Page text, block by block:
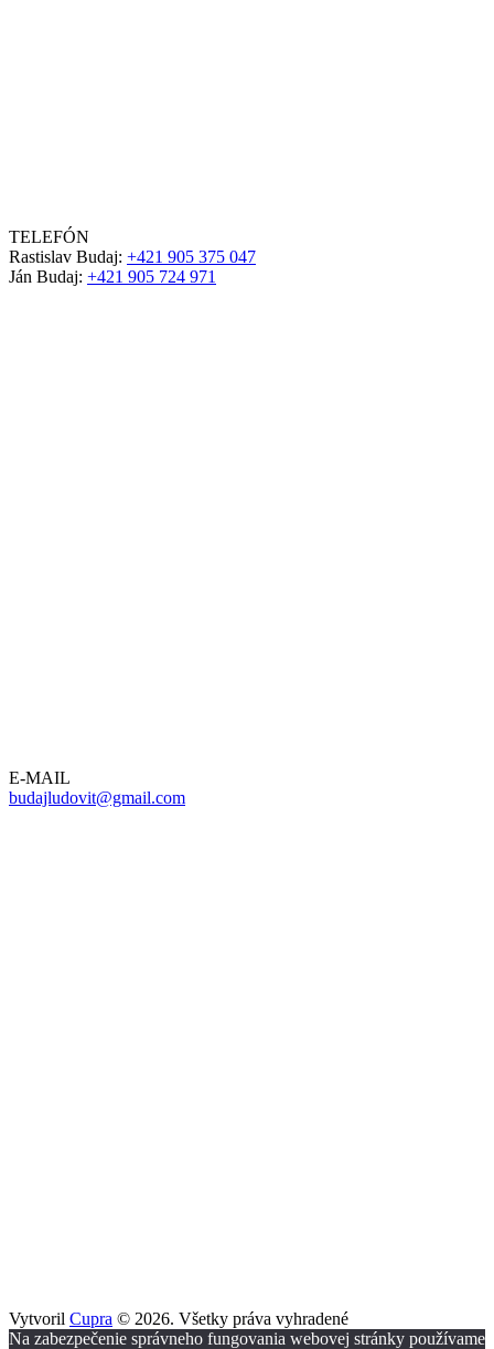
TELEFÓN
Rastislav Budaj: +421 905 375 047
Ján Budaj: +421 905 724 971
E-MAIL
budajludovit@gmail.com
Vytvoril Cupra © 2026. Všetky práva vyhradené
Na zabezpečenie správneho fungovania webovej stránky používame